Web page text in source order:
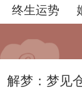
的不同产生
的梦境，我
内心感受来
无论梦见什
终生运势
解梦：梦见